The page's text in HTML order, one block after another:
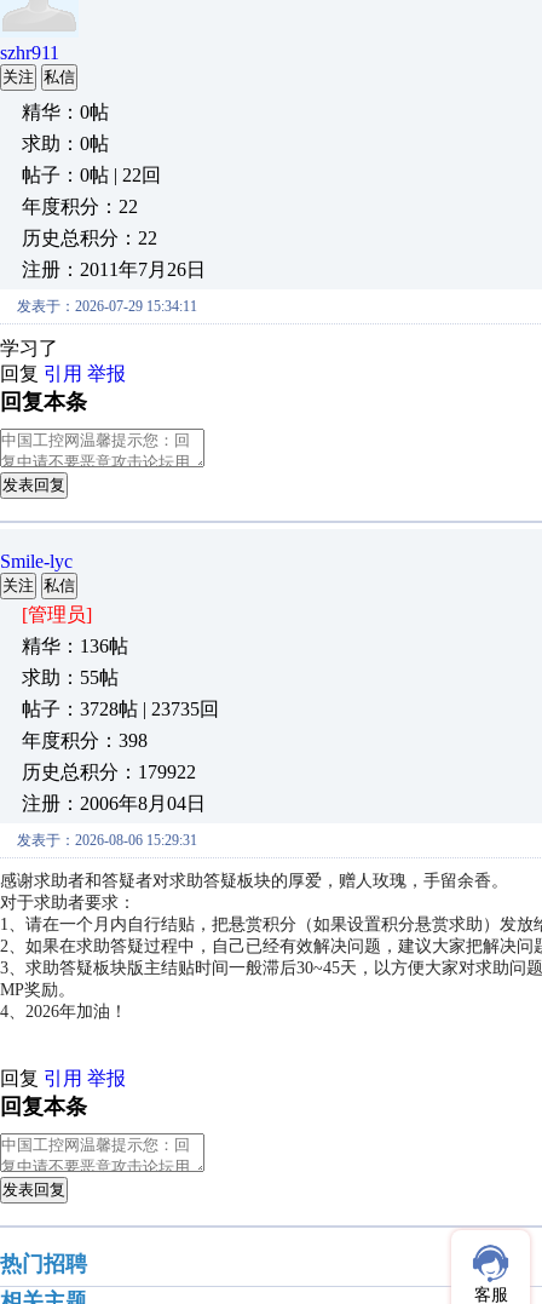
szhr911
关注 私信
精华：0帖
求助：0帖
帖子：0帖 | 22回
年度积分：22
历史总积分：22
注册：2011年7月26日
发表于：2026-07-29 15:34:11
学习了
回复 引用 举报
回复本条
发表回复
Smile-lyc
关注 私信
[管理员]
精华：136帖
求助：55帖
帖子：3728帖 | 23735回
年度积分：398
历史总积分：179922
注册：2006年8月04日
发表于：2026-08-06 15:29:31
感谢求助者和答疑者对求助答疑板块的厚爱，赠人玫瑰，手留余香。
对于求助者要求：
1、请在一个月内自行结贴，把悬赏积分（如果设置积分悬赏求助）发放
2、如果在求助答疑过程中，自己已经有效解决问题，建议大家把解决
3、求助答疑板块版主结贴时间一般滞后30~45天，以方便大家对求助
MP奖励。
4、2026年加油！
回复 引用 举报
回复本条
发表回复
热门招聘
客服